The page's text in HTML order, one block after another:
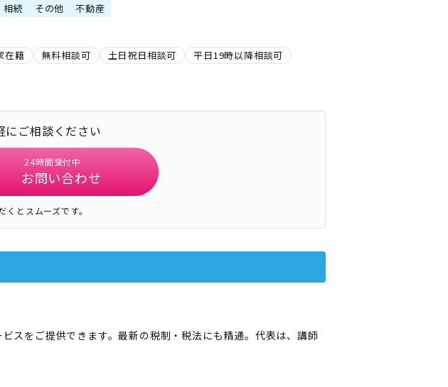
相続 その他 不動産
在籍 無料相談可 土日祝日相談可 平日19時以降相談可
にご相談ください
24時間受付中
お問い合わせ
とスムーズです。
スをご提供できます。最新の税制・税法にも精通。代表は、講師